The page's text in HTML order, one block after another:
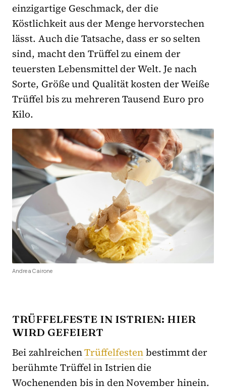
einzigartige Geschmack, der die
Köstlichkeit aus der Menge hervorstechen
lässt. Auch die Tatsache, dass er so selten
sind, macht den Trüffel zu einem der
teuersten Lebensmittel der Welt. Je nach
Sorte, Größe und Qualität kosten der Weiße
Trüffel bis zu mehreren Tausend Euro pro
Kilo.
Andrea Cairone
TRÜFFELFESTE IN ISTRIEN: HIER
WIRD GEFEIERT
Bei zahlreichenTrüffelfestenbestimmt der
berühmte Trüffel in Istrien die
Wochenenden bis in den November hinein.